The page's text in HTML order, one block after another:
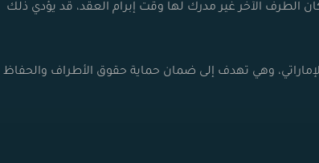
الطرف الآخر غير مدرك لها وقت إبرام العقد، قد يؤدي ذلك
وهي تهدف إلى ضمان حماية حقوق الأطراف والحفاظ